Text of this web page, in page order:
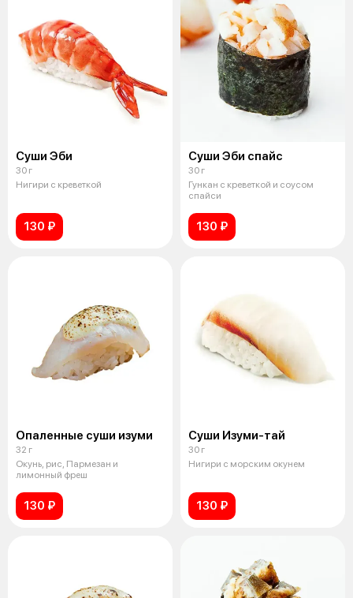
Суши Эби
30 г
Нигири с креветкой
130 ₽
Суши Эби спайс
30 г
Гункан с креветкой и соусом
спайси
130 ₽
Опаленные суши изуми
32 г
Окунь, рис, Пармезан и
лимонный фреш
130 ₽
Суши Изуми-тай
30 г
Нигири с морским окунем
130 ₽